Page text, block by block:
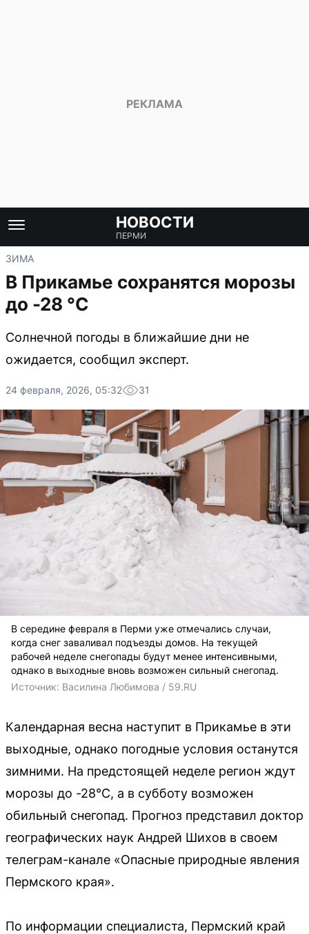
НОВОСТИ
ПЕРМИ
ЗИМА
В Прикамье сохранятся морозы
до -28 °С
Солнечной погоды в ближайшие дни не
ожидается, сообщил эксперт.
24 февраля, 2026, 05:32 31
В середине февраля в Перми уже отмечались случаи,
когда снег заваливал подъезды домов. На текущей
рабочей неделе снегопады будут менее интенсивными,
однако в выходные вновь возможен сильный снегопад.
Источник: Василина Любимова / 59.RU
Календарная весна наступит в Прикамье в эти
выходные, однако погодные условия останутся
зимними. На предстоящей неделе регион ждут
морозы до -28°C, а в субботу возможен
обильный снегопад. Прогноз представил доктор
географических наук Андрей Шихов в своем
телеграм-канале «Опасные природные явления
Пермского края».
По информации специалиста, Пермский край